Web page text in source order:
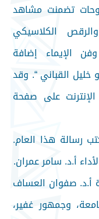
تضمنت مشاهد
الكلاسيكي
الإيماء إضافة
القباني “. وقد
على صفحة
رسالة هذا العام.
أ.د. سامر عمران.
أ.د. صفوان العساف
وجمهور غفير،